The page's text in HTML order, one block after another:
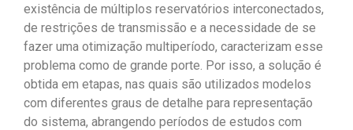
existência de múltiplos reservatórios interconectados,
de restrições de transmissão e a necessidade de se
fazer uma otimização multiperíodo, caracterizam esse
problema como de grande porte. Por isso, a solução é
obtida em etapas, nas quais são utilizados modelos
com diferentes graus de detalhe para representação
do sistema, abrangendo períodos de estudos com